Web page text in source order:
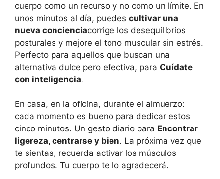
cuerpo como un recurso y no como un límite. En
unos minutos al día, puedes cultivar una
nueva concienciacorrige los desequilibrios
posturales y mejore el tono muscular sin estrés.
Perfecto para aquellos que buscan una
alternativa dulce pero efectiva, para Cuídate
con inteligencia.
En casa, en la oficina, durante el almuerzo:
cada momento es bueno para dedicar estos
cinco minutos. Un gesto diario para Encontrar
ligereza, centrarse y bien. La próxima vez que
te sientas, recuerda activar los músculos
profundos. Tu cuerpo te lo agradecerá.